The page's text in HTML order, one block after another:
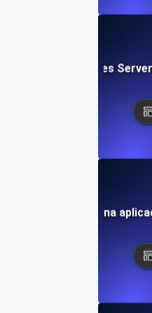
¿Qué es
¿Qué es una